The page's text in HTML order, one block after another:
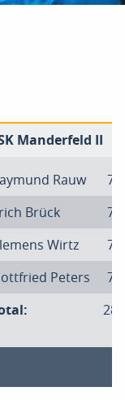
Manderfeld II
Rauw
Brück
Wirtz
Peters